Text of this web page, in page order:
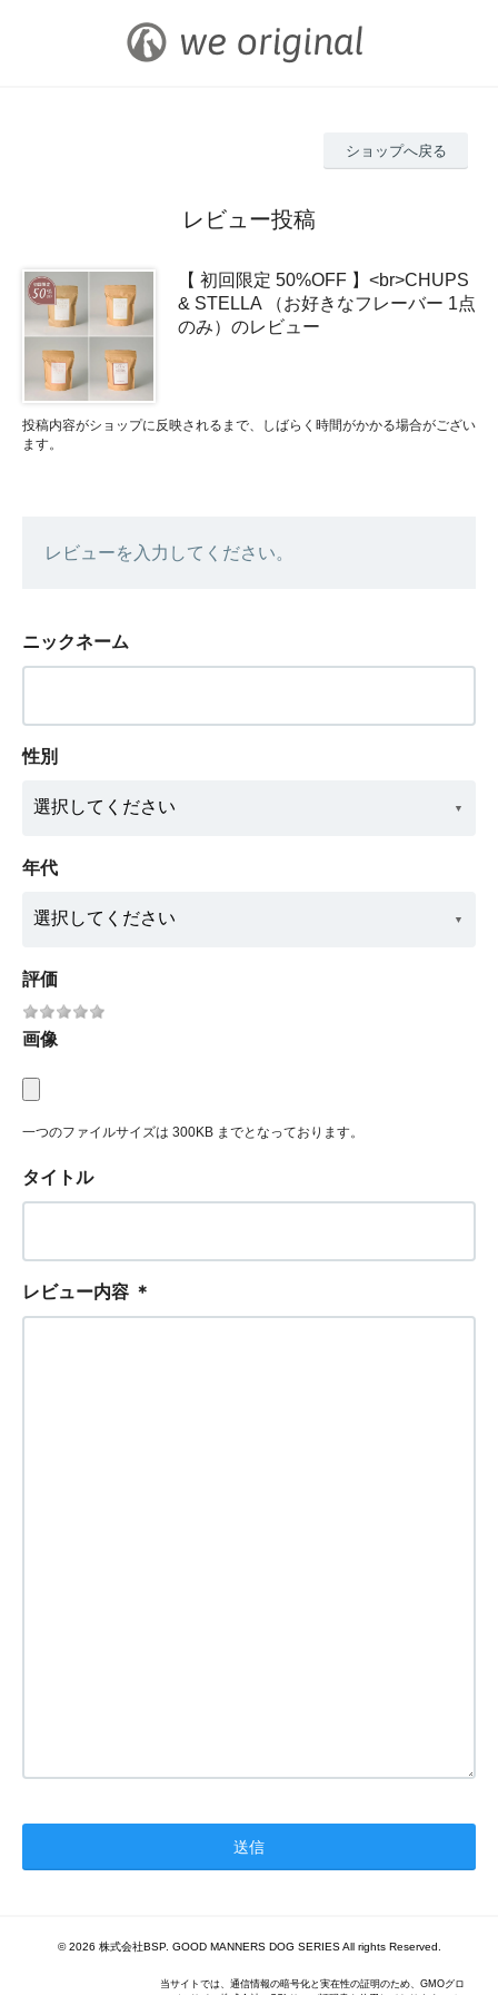
ショップへ戻る
レビュー投稿
【 初回限定 50%OFF 】<br>CHUPS
& STELLA （お好きなフレーバー 1点
のみ）のレビュー
投稿内容がショップに反映されるまで、しばらく時間がかかる場合がござい
ます。
レビューを入力してください。
ニックネーム
性別
年代
評価
画像
一つのファイルサイズは 300KB までとなっております。
タイトル
レビュー内容 ＊
© 2026 株式会社BSP. GOOD MANNERS DOG SERIES All rights Reserved.
当サイトでは、通信情報の暗号化と実在性の証明のため、GMOグロ